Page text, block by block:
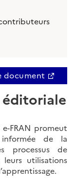
document
FRAN promeut
informée de la
processus de
utilisations